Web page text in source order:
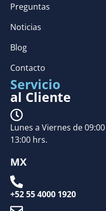
Preguntas
Noticias
Blog
Contacto
Servicio
al Cliente
Lunes a Viernes de
13:00 hrs.
MX
+52 55 4000 1920